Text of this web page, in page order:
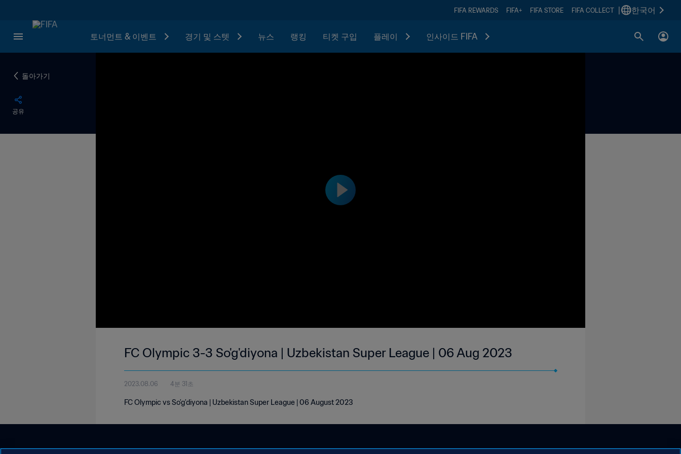
FIFA REWARDS FIFA+ FIFA STORE FIFA COLLECT 한국어
토너먼트 & 이벤트 경기 및 스텟 뉴스 랭킹 티켓 구입 플레이 인사이드 FIFA
돌아가기
공유
FC Olympic 3-3 So'g'diyona | Uzbekistan Super League | 06 Aug 2023
2023.08.06 4분 31초
FC Olympic vs So'g'diyona | Uzbekistan Super League | 06 August 2023